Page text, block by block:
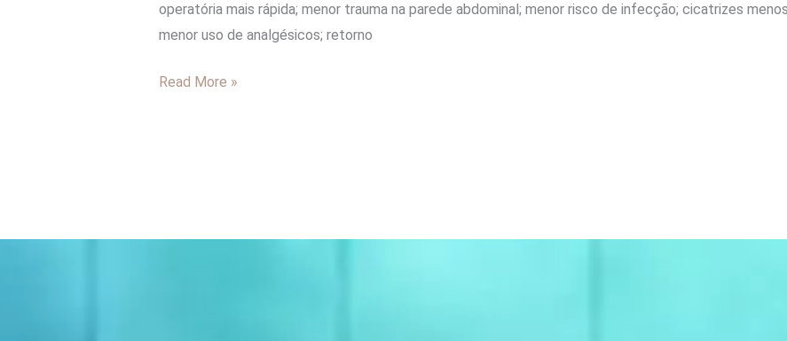
operatória mais rápida; menor trauma na parede abdominal; menor risco de infecção; cicatrizes
menor uso de analgésicos; retorno
Read More »